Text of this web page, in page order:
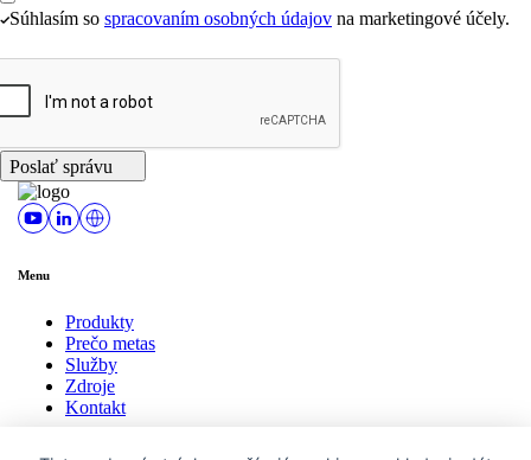
Súhlasím so spracovaním osobných údajov na marketingové účely.
Poslať správu
Menu
Produkty
Prečo metas
Služby
Zdroje
Kontakt